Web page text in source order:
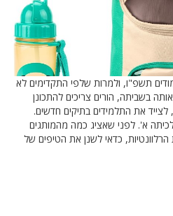
תשפ"ו, ולמרות שלפי התקדימים לא
בשביתה, הורים צריכים להתכונן
לצייד את התלמידים בתיקים חדשים.
א'. לפני שאציג כמה מהמותגים
הרלוונטיות, כדאי לשנן את הטיפים של